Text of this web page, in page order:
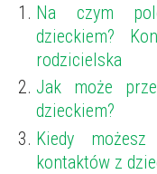
Na czym
dzieckiem?
rodzicielska
Jak może
dzieckiem?
Kiedy
kontaktów z